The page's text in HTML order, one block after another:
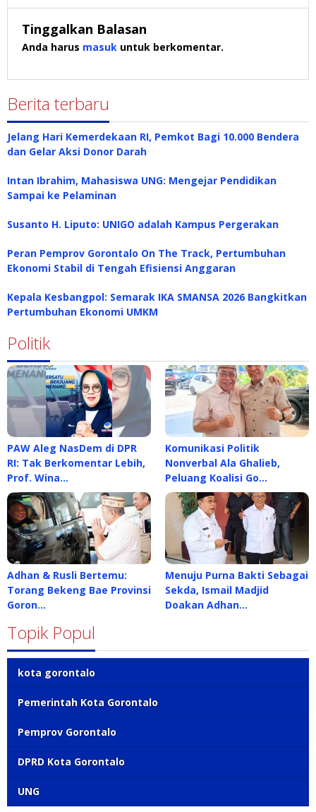
Tinggalkan Balasan
Anda harus masuk untuk berkomentar.
Berita terbaru
Jelang Hari Kemerdekaan RI, Pemkot Bagi 10.000 Bendera
dan Gelar Aksi Donor Darah
Intan Ibrahim, Mahasiswa UNG: Mengejar Pendidikan
Sampai ke Pelaminan
Susanto H. Liputo: UNIGO adalah Kampus Pergerakan
Peran Pemprov Gorontalo On The Track, Pertumbuhan
Ekonomi Stabil di Tengah Efisiensi Anggaran
Kepala Kesbangpol: Semarak IKA SMANSA 2026 Bangkitkan
Pertumbuhan Ekonomi UMKM
Politik
PAW Aleg NasDem di DPR
RI: Tak Berkomentar Lebih,
Prof. Wina…
Komunikasi Politik
Nonverbal Ala Ghalieb,
Peluang Koalisi Go…
Adhan & Rusli Bertemu:
Torang Bekeng Bae Provinsi
Goron…
Menuju Purna Bakti Sebagai
Sekda, Ismail Madjid
Doakan Adhan…
Topik Popul
kota gorontalo
Pemerintah Kota Gorontalo
Pemprov Gorontalo
DPRD Kota Gorontalo
UNG